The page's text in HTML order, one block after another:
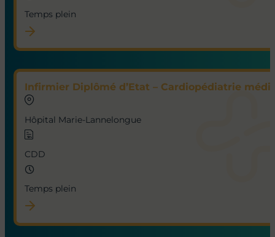
Temps plein
Infirmier Diplômé d’Etat – Cardiopédiatrie
Hôpital Marie-Lannelongue
CDD
Temps plein